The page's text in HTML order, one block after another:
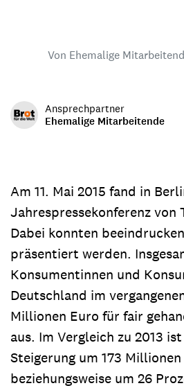
Von Ehemalige
Ansprechpartner
Ehemalige Mitarbeitende
Am 11. Mai 2015 fand in
Jahrespressekonferenz von
Dabei konnten
präsentiert werden.
Konsumentinnen und
Deutschland im
Millionen Euro für fair
aus. Im Vergleich zu 2013
Steigerung um 173
beziehungsweise um 26